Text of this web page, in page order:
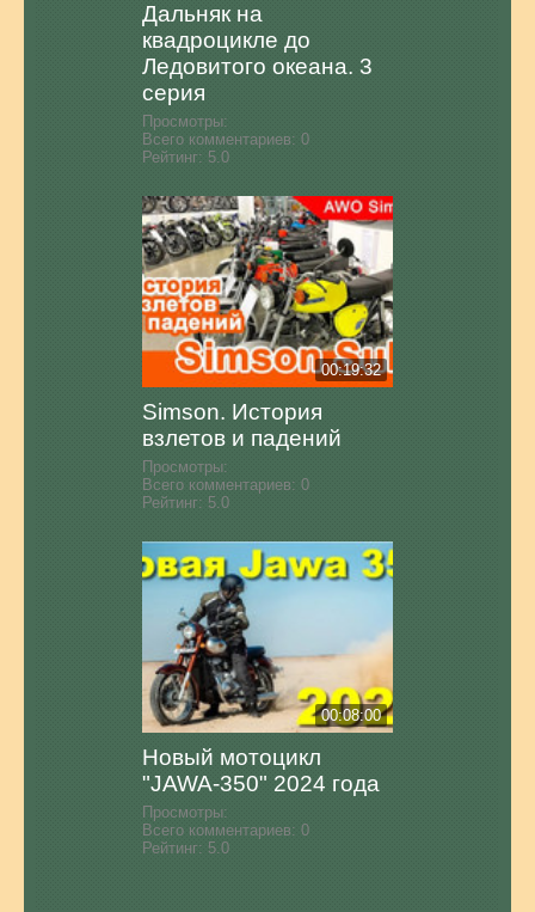
Дальняк на
квадроцикле до
Ледовитого океана. 3
серия
Просмотры:
Всего комментариев: 0
Рейтинг: 5.0
00:19:32
Simson. История
взлетов и падений
Просмотры:
Всего комментариев: 0
Рейтинг: 5.0
00:08:00
Новый мотоцикл
"JAWA-350" 2024 года
Просмотры:
Всего комментариев: 0
Рейтинг: 5.0